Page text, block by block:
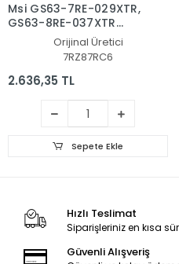
Msi GS63-7RE-029XTR,
GS63-8RE-037XTR
Adaptör Şarj Aleti-
Orijinal Üretici
7RZ87RC6
2.636,35 TL
Sepete Ekle
Hızlı Teslimat
Siparişleriniz en kısa
Güvenli Alışveriş